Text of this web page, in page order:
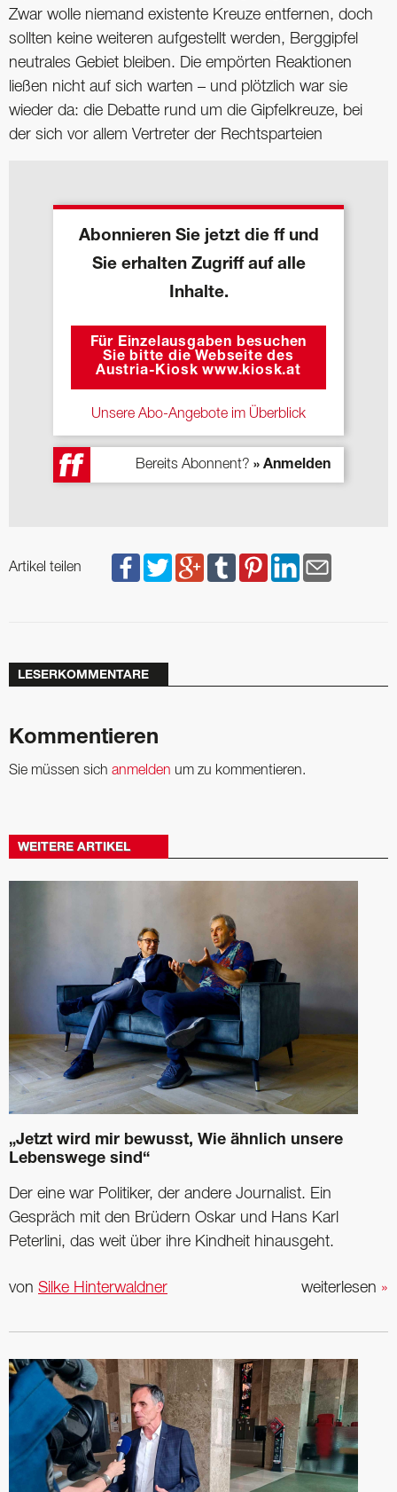
Zwar wolle niemand existente Kreuze entfernen, doch
sollten keine weiteren aufgestellt werden, Berggipfel
neutrales Gebiet bleiben. Die empörten Reaktionen
ließen nicht auf sich warten – und plötzlich war sie
wieder da: die Debatte rund um die Gipfelkreuze, bei
der sich vor allem Vertreter der Rechtsparteien
Abonnieren Sie jetzt die ff und
Sie erhalten Zugriff auf alle
Inhalte.
Für Einzelausgaben besuchen
Sie bitte die Webseite des
Austria-Kiosk www.kiosk.at
Unsere Abo-Angebote im Überblick
Bereits Abonnent? » Anmelden
Artikel teilen
LESERKOMMENTARE
Kommentieren
Sie müssen sich anmelden um zu kommentieren.
WEITERE ARTIKEL
„Jetzt wird mir bewusst, Wie ähnlich unsere
Lebenswege sind“
Der eine war Politiker, der andere Journalist. Ein
Gespräch mit den Brüdern Oskar und Hans Karl
Peterlini, das weit über ihre Kindheit hinausgeht.
weiterlesen »
von Silke Hinterwaldner